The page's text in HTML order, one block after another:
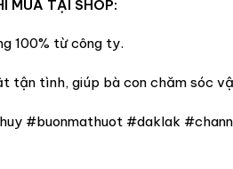
MUA TẠI SHOP:
100% từ công ty.
tận tình, giúp bà con chăm sóc
#buonmathuot #daklak